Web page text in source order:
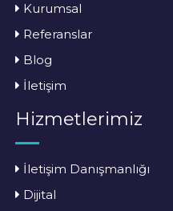
Kurumsal
Referanslar
Blog
İletişim
Hizmetlerimiz
İletişim Danışmanlığı
Dijital